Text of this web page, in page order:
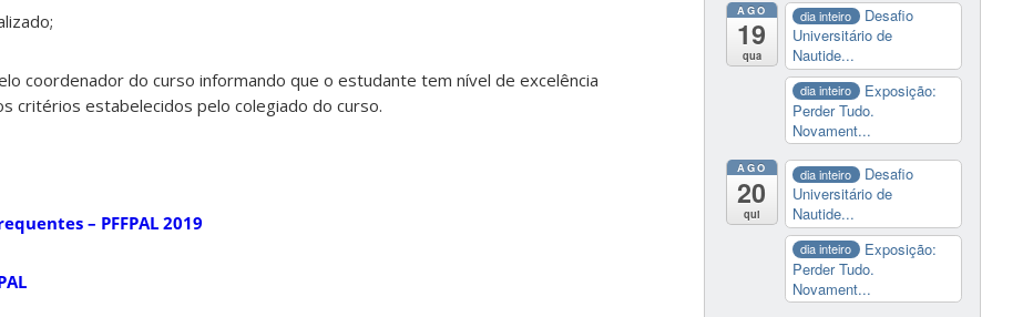
coordenador do curso informando que o estudante tem nível de excelência
critérios estabelecidos pelo colegiado do curso.
– PFFPAL 2019
AGO
19
qua
dia inteiro
Desafio
Universitário de
Nautide...
dia inteiro
Exposição:
Perder Tudo.
Novament...
AGO
20
qui
dia inteiro
Desafio
Universitário de
Nautide...
dia inteiro
Exposição:
Perder Tudo.
Novament...